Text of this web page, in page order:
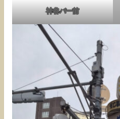
神谷バー前